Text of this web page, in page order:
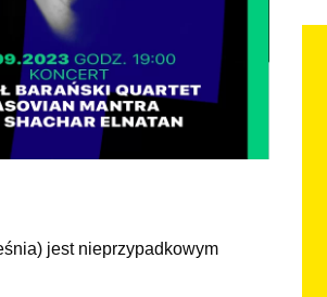
jest nieprzypadkowym